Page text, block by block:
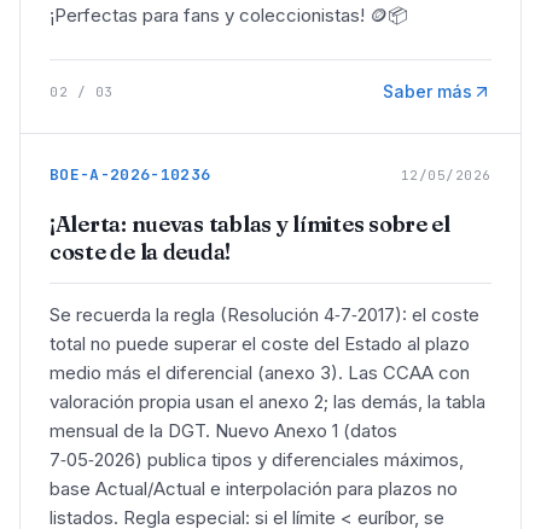
¡Perfectas para fans y coleccionistas! 🪙📦
02 / 03 Saber más
BOE-A-2026-10236 12/05/2026
¡Alerta: nuevas tablas y límites sobre el
coste de la deuda!
Se recuerda la regla (Resolución 4‑7‑2017): el coste
total no puede superar el coste del Estado al plazo
medio más el diferencial (anexo 3). Las CCAA con
valoración propia usan el anexo 2; las demás, la tabla
mensual de la DGT. Nuevo Anexo 1 (datos
7‑05‑2026) publica tipos y diferenciales máximos,
base Actual/Actual e interpolación para plazos no
listados. Regla especial: si el límite < euríbor, se